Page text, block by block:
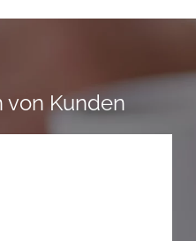
von Kunden